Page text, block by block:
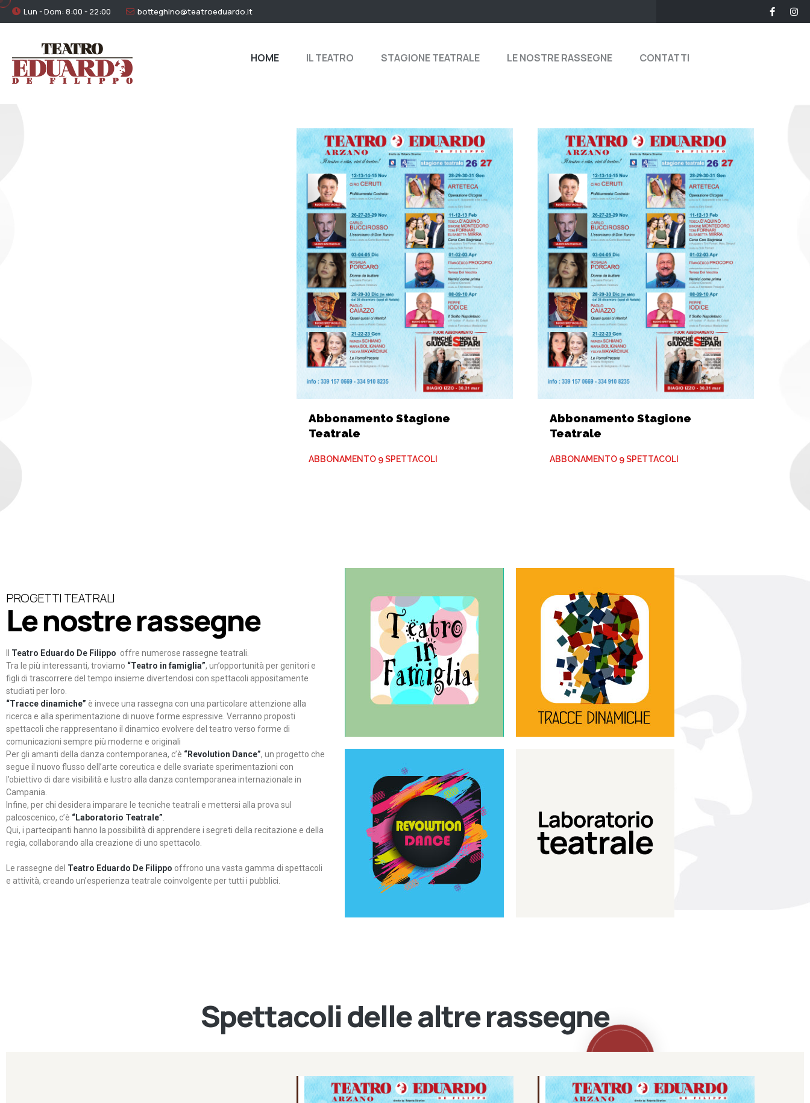
Lun - Dom: 8:00 - 22:00 botteghino@teatroeduardo.it
HOME IL TEATRO STAGIONE TEATRALE LE NOSTRE RASSEGNE CONTATTI
Abbonamento Stagione
Teatrale
ABBONAMENTO 9 SPETTACOLI
Abbonamento Stagione
Teatrale
ABBONAMENTO 9 SPETTACOLI
PROGETTI TEATRALI
Le nostre rassegne
Teatro Eduardo De Filippo offre numerose rassegne teatrali.
Tra le più interessanti, troviamo “Teatro in famiglia”, un’opportunità per genitori e
figli di trascorrere del tempo insieme divertendosi con spettacoli appositamente
studiati per loro.
“Tracce dinamiche” è invece una rassegna con una particolare attenzione alla
ricerca e alla sperimentazione di nuove forme espressive. Verranno proposti
spettacoli che rappresentano il dinamico evolvere del teatro verso forme di
comunicazioni sempre più moderne e originali
Per gli amanti della danza contemporanea, c’è “Revolution Dance”, un progetto che
segue il nuovo flusso dell’arte coreutica e delle svariate sperimentazioni con
l’obiettivo di dare visibilità e lustro alla danza contemporanea internazionale in
Campania.
Infine, per chi desidera imparare le tecniche teatrali e mettersi alla prova sul
palcoscenico, c’è “Laboratorio Teatrale”
Qui, i partecipanti hanno la possibilità di apprendere i segreti della recitazione e della
regia, collaborando alla creazione di uno spettacolo.
Le rassegne del Teatro Eduardo De Filippo offrono una vasta gamma di spettacoli
e attività, creando un’esperienza teatrale coinvolgente per tutti i pubblici.
Teatro in famiglia
Teatro In Famiglia è una
rassegna di teatro concepita
per far condividere e godere
del teatro all’intera famiglia.
Continua
Tracce dinamiche
Tracce Dinamiche è una
rassegna di teatro
d’innovazione e sperimentale.
Continua
Revolution Dance
Rassegna di danza
contemporanea – I Edizione
Continua
Laboratorio di teatro del
Teatro Eduardo de Filippo
Spettacoli delle altre rassegne